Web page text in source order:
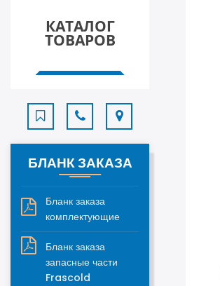
КАТАЛОГ
ТОВАРОВ
БЛАНК ЗАКАЗА
Бланк заказа
комплектующие
Бланк заказа
запасные части
Frascold